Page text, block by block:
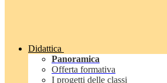
Didattica
Panoramica
Offerta formativa
I progetti delle classi